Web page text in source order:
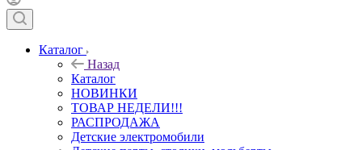
Каталог
Назад
Каталог
НОВИНКИ
ТОВАР НЕДЕЛИ!!!
РАСПРОДАЖА
Детские электромобили